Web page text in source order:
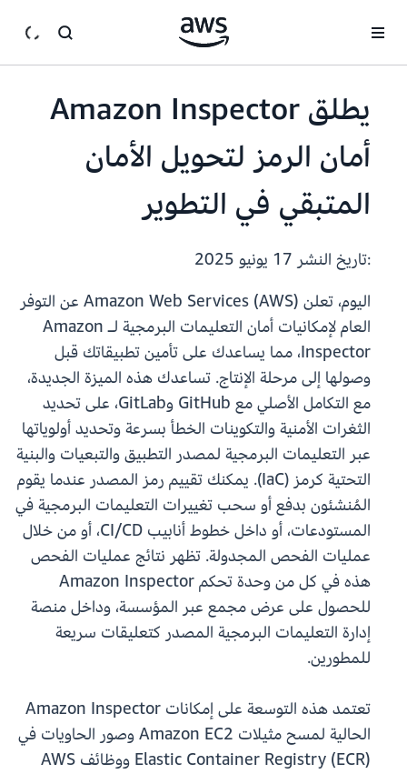
يطلق Amazon Inspector
أمان الرمز لتحويل الأمان
المتبقي في التطوير
:تاريخ النشر
اليوم، تعلن Amazon Web Services (AWS) عن التوفر
العام لإمكانيات أمان التعليمات البرمجية لـ Amazon
Inspector، مما يساعدك على تأمين تطبيقاتك قبل
وصولها إلى مرحلة الإنتاج. تساعدك هذه الميزة الجديدة،
مع التكامل الأصلي مع GitHub وGitLab، على تحديد
الثغرات الأمنية والتكوينات الخطأ بسرعة وتحديد أولوياتها
عبر التعليمات البرمجية لمصدر التطبيق والتبعيات والبنية
التحتية كرمز (IaC). يمكنك تقييم رمز المصدر عندما يقوم
المُنشئون بدفع أو سحب تغييرات التعليمات البرمجية في
المستودعات، أو داخل خطوط أنابيب CI/CD، أو من خلال
عمليات الفحص المجدولة. تظهر نتائج عمليات الفحص
هذه في كل من وحدة تحكم Amazon Inspector
للحصول على عرض مجمع عبر المؤسسة، وداخل منصة
إدارة التعليمات البرمجية المصدر كتعليقات سريعة
للمطورين.
تعتمد هذه التوسعة على إمكانات Amazon Inspector
الحالية لمسح مثيلات Amazon EC2 وصور الحاويات في
Elastic Container Registry (ECR) ووظائف AWS